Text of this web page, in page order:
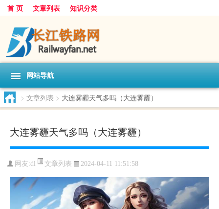
首 页 文章列表 知识分类
网站导航
> 文章列表 > 大连雾霾天气多吗（大连雾霾）
大连雾霾天气多吗（大连雾霾）
网友:dl 文章列表 2024-04-11 11:51:58